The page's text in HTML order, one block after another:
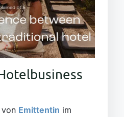
von Emittentin im